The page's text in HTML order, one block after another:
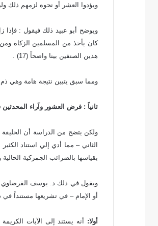
ويؤدوا العشر أو نحوه لزمهم ذلك
كان يأخذ من المسلمين الزكاة
هذين الصنفين بينا واضحاً (17) .
ومما سبق يتبين نتيجة هامة وهي
ثانياً : فرض العشور وآراء المحدثين
ولكن يتضح من الدراسة أن
الثاني – مما أدي إلي استناد
بقياسها بالضرائب الجمركية
ويقول في ذلك د. يوسف القرضاوي
أو الإمام – في تشريعها مستنداً
أولا: أنه يستند إلى الآيات